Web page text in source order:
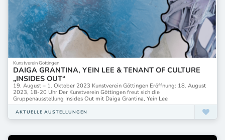
Kunstverein Göttingen
DAIGA GRANTINA, YEIN LEE & TENANT OF CULTURE
„INSIDES OUT“
19. August – 1. Oktober 2023 Kunstverein Göttingen Eröffnung: 18. August
2023, 18-20 Uhr Der Kunstverein Göttingen freut sich die
Gruppenausstellung Insides Out mit Daiga Grantina, Yein Lee
AKTUELLE AUSTELLUNGEN